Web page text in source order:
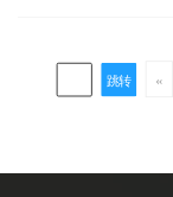
跳转 «